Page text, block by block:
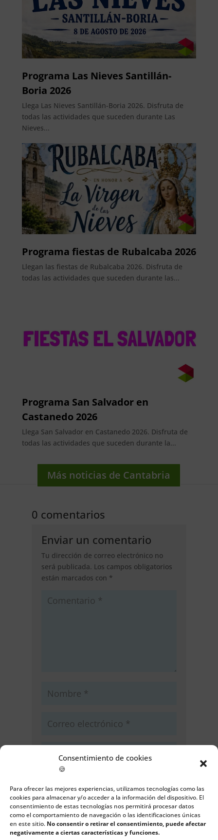
Consentimiento de cookies
🍪
Para ofrecer las mejores experiencias, utilizamos tecnologías como las
cookies para almacenar y/o acceder a la información del dispositivo. El
consentimiento de estas tecnologías nos permitirá procesar datos
como el comportamiento de navegación o las identificaciones únicas
en este sitio. No consentir o retirar el consentimiento, puede afectar
negativamente a ciertas características y funciones.
Programa Las Nieves Santillán-
Boria 2026
Llega Las Nieves Santillán-Boria 2026. Disfruta de
todas las actividades que suceden durante Las
Nieves...
Programa fiestas de Rubalcaba 2026
Llegan las fiestas de Rubalcaba 2026. Disfruta de
todas las actividades que suceden durante las...
Programa San Salvador en
Castanedo 2026
Llega San Salvador en Castanedo 2026. Disfruta de
todas las actividades que suceden durante la...
Más noticias de Cantabria
0 comentarios
Enviar un comentario
Tu dirección de correo electrónico no
será publicada. Los campos obligatorios
están marcados con *
electrónico y web en este navegador
para la próxima vez que comente.
Enviar comentario